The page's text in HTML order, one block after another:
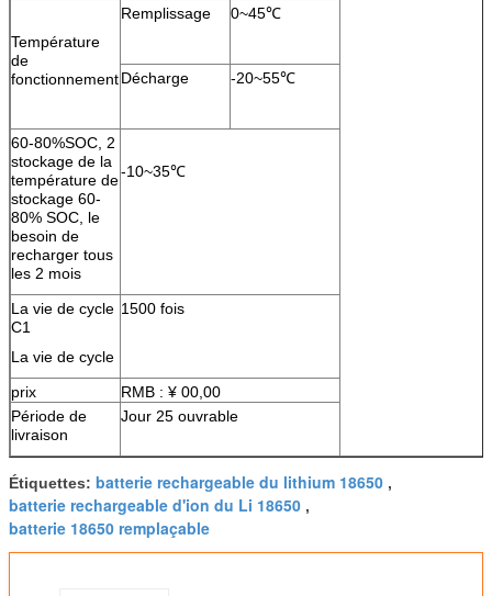
Température
de
fonctionnement
Remplissage 0~45℃
Décharge -20~55℃
60-80%SOC, 2
stockage de la
température de
stockage 60-
80% SOC, le
besoin de
recharger tous
les 2 mois
-10~35℃
La vie de cycle
C1
La vie de cycle
1500 fois
prix
RMB : ¥ 00,00
Période de
livraison
Jour 25 ouvrable
Étiquettes: batterie rechargeable du lithium 18650 ,
batterie rechargeable d'ion du Li 18650 ,
batterie 18650 remplaçable